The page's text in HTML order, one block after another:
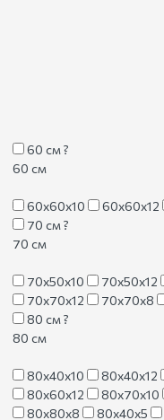
60 см?
60 см
60х60х10 60х60х12
70 см?
70 см
70х50х10 70х50х12
70х70х12
70х70х8
80 см?
80 см
80х40х10 80х40х12
80х60х12
80х70х10
80х80х8
80х40х5